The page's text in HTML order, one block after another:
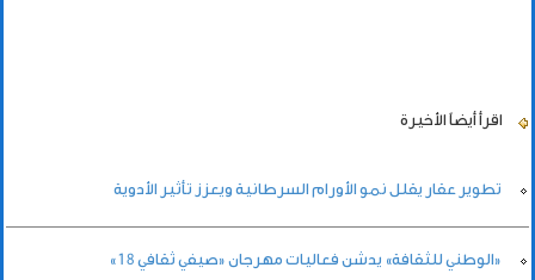
اقرأ أيضاً الأخيرة
تطوير عقار يقلل نمو الأورام السرطانية ويعزز تأثير الأدوية
«الوطني للثقافة» يدشن فعاليات مهرجان «صيفي ثقافي 18»